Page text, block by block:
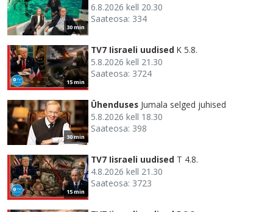
30 min
6.8.2026 kell 20.30
Saateosa: 334
15 min
TV7 Iisraeli uudised K 5.8.
5.8.2026 kell 21.30
Saateosa: 3724
30 min
Ühenduses Jumala selged juhised
5.8.2026 kell 18.30
Saateosa: 398
15 min
TV7 Iisraeli uudised T 4.8.
4.8.2026 kell 21.30
Saateosa: 3723